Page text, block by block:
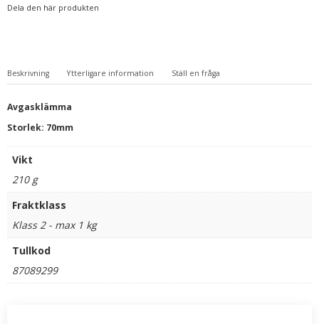
Dela den här produkten
Beskrivning Ytterligare information Ställ en fråga
Avgasklämma
Storlek: 70mm
Vikt
210 g
Fraktklass
Klass 2 - max 1 kg
Tullkod
87089299